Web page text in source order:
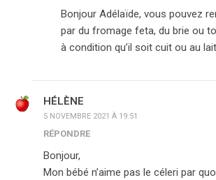
Bonjour Adélaïde, vous pouvez
par du fromage feta, du brie ou
à condition qu’il soit cuit ou au
HÉLÈNE
5 NOVEMBRE 2021 À 19:51
RÉPONDRE
Bonjour,
Mon bébé n’aime pas le céleri par